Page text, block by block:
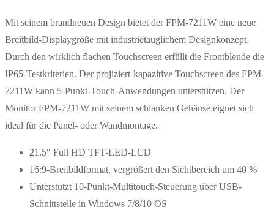
Mit seinem brandneuen Design bietet der FPM-7211W eine neue
Breitbild-Displaygröße mit industrietauglichem Designkonzept.
Durch den wirklich flachen Touchscreen erfüllt die Frontblende die
IP65-Testkriterien. Der projiziert-kapazitive Touchscreen des FPM-
7211W kann 5-Punkt-Touch-Anwendungen unterstützen. Der
Monitor FPM-7211W mit seinem schlanken Gehäuse eignet sich
ideal für die Panel- oder Wandmontage.
21,5″ Full HD TFT-LED-LCD
16:9-Breitbildformat, vergrößert den Sichtbereich um 40 %
Unterstützt 10-Punkt-Multitouch-Steuerung über USB-
Schnittstelle in Windows 7/8/10 OS